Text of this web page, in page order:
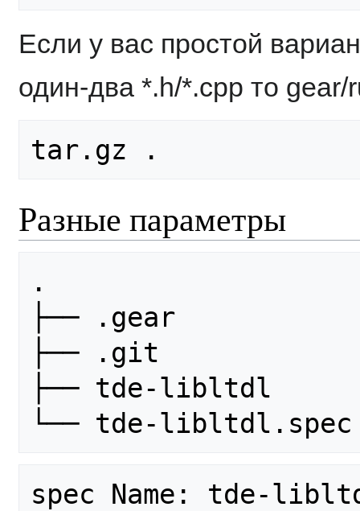
Если у вас простой
один-два *.h/*.cpp то gear/
Разные параметры
.
├── .gear
├── .git
├── tde-libltdl
spec Name: tde-